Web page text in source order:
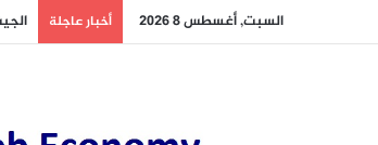
السبت, أغسطس 8 2026 أخبار عاجلة الجيش: إصابة 3